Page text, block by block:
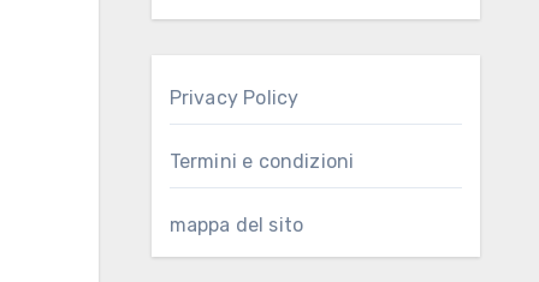
Privacy Policy
Termini e condizioni
mappa del sito